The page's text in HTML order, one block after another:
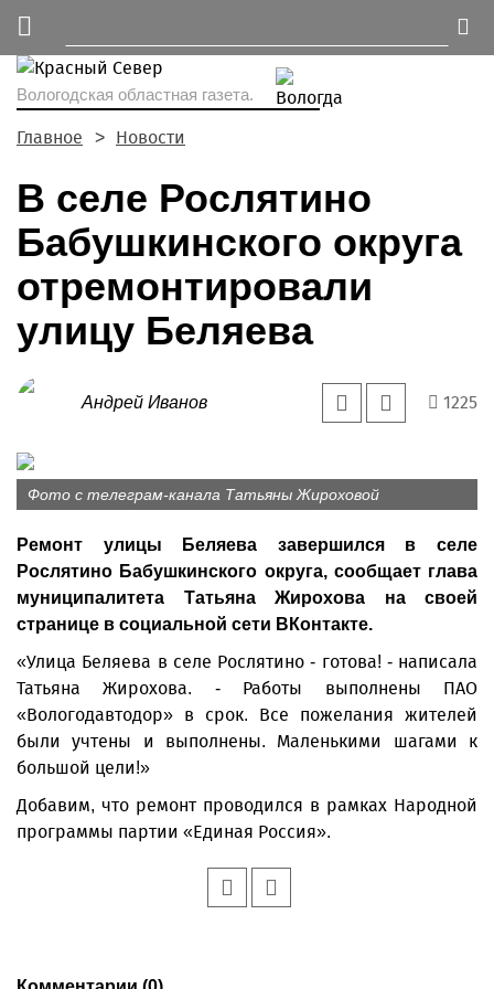
Вологодская областная газета.
Главное Новости
В селе Рослятино
Бабушкинского округа
отремонтировали
улицу Беляева
Андрей Иванов 1225
Фото с телеграм-канала Татьяны Жироховой
Ремонт улицы Беляева завершился в селе
Рослятино Бабушкинского округа, сообщает глава
муниципалитета Татьяна Жирохова на своей
странице в социальной сети ВКонтакте.
«Улица Беляева в селе Рослятино - готова! - написала
Татьяна Жирохова. - Работы выполнены ПАО
«Вологодавтодор» в срок. Все пожелания жителей
были учтены и выполнены. Маленькими шагами к
большой цели!»
Добавим, что ремонт проводился в рамках Народной
программы партии «Единая Россия».